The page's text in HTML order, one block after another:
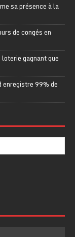
sa présence à la
de congés en
gagnant que
enregistre 99% de